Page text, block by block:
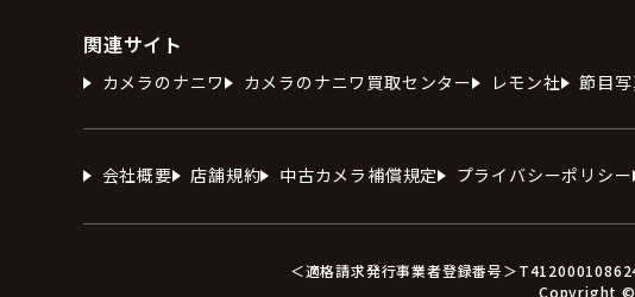
関連サイト
カメラのナニワ カメラのナニワ買取センター レモン社 節目
会社概要 店舗規約 中古カメラ補償規定 プライバシーポリシー
＜適格請求発行事業者登録番号＞
Copyright ©